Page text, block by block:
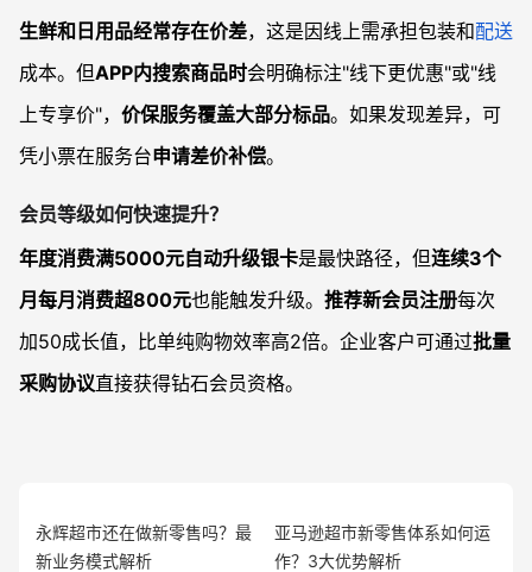
生鲜和日用品经常存在价差，这是因线上需承担包装和配送
成本。但APP内搜索商品时会明确标注"线下更优惠"或"线
上专享价"， 价保服务覆盖大部分标品。如果发现差异，可
凭小票在服务台申请差价补偿。
会员等级如何快速提升？
年度消费满5000元自动升级银卡是最快路径，但连续3个
月每月消费超800元也能触发升级。 推荐新会员注册每次
加50成长值，比单纯购物效率高2倍。企业客户可通过批量
采购协议直接获得钻石会员资格。
永辉超市还在做新零售吗？最
新业务模式解析
亚马逊超市新零售体系如何运
作？3大优势解析